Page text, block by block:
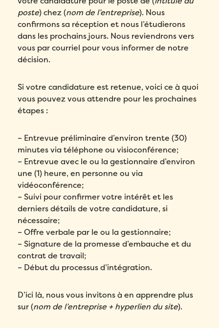
poste) chez (nom de l’entreprise). Nous
confirmons sa réception et nous l’étudierons
dans les prochains jours. Nous reviendrons vers
vous par courriel pour vous informer de notre
décision.
Si votre candidature est retenue, voici ce à quoi
vous pouvez vous attendre pour les prochaines
étapes :
– Entrevue préliminaire d’environ trente (30)
minutes via téléphone ou visioconférence;
– Entrevue avec le ou la gestionnaire d’environ
une (1) heure, en personne ou via
vidéoconférence;
– Suivi pour confirmer votre intérêt et les
derniers détails de votre candidature, si
nécessaire;
– Offre verbale par le ou la gestionnaire;
– Signature de la promesse d’embauche et du
contrat de travail;
– Début du processus d’intégration.
D’ici là, nous vous invitons à en apprendre plus
sur (nom de l’entreprise + hyperlien du site).